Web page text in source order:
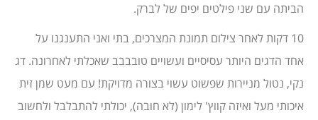
הביתה עם שני פילטים יפים של לברק.
10 דקות לאחר צילום תמונת המצרכים, בתי ואני התענגנו על
אחד הדגים היותר עסיסיים ועשויים טובבבב שאכלתי לאחרונה. דג
נקי, נטול מניירות שפשוט עשוי בצורה מדויקת! עם מעט שמן זית
איכותי מעל ואיזה קווץ' לימון (לא חובה), יכולתי להתבלבל ולחשוב